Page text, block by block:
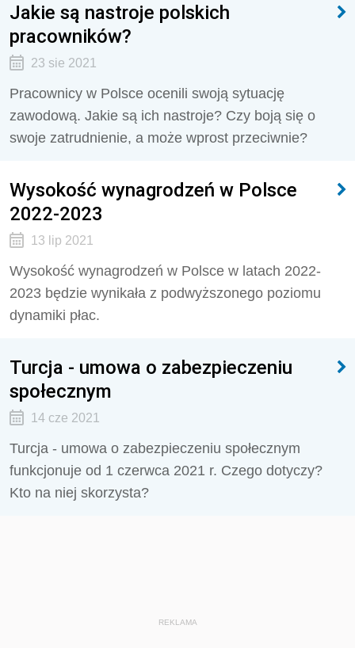
Jakie są nastroje polskich
pracowników?
23 sie 2021
Pracownicy w Polsce ocenili swoją sytuację
zawodową. Jakie są ich nastroje? Czy boją się o
swoje zatrudnienie, a może wprost przeciwnie?
Wysokość wynagrodzeń w Polsce
2022-2023
13 lip 2021
Wysokość wynagrodzeń w Polsce w latach 2022-
2023 będzie wynikała z podwyższonego poziomu
dynamiki płac.
Turcja - umowa o zabezpieczeniu
społecznym
14 cze 2021
Turcja - umowa o zabezpieczeniu społecznym
funkcjonuje od 1 czerwca 2021 r. Czego dotyczy?
Kto na niej skorzysta?
REKLAMA